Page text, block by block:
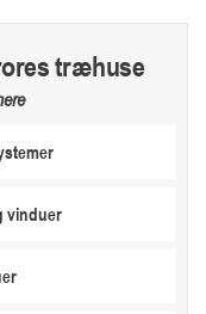
træhuse
vinduer